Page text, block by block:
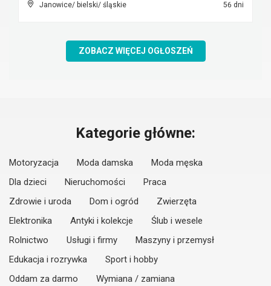
Janowice/ bielski/ śląskie 56 dni
ZOBACZ WIĘCEJ OGŁOSZEŃ
Kategorie główne:
Motoryzacja Moda damska
Moda męska
Dla dzieci
Nieruchomości
Praca
Zdrowie i uroda
Dom i ogród
Zwierzęta
Elektronika
Antyki i kolekcje
Ślub i wesele
Rolnictwo
Usługi i firmy
Maszyny i przemysł
Edukacja i rozrywka
Sport i hobby
Oddam za darmo
Wymiana / zamiana